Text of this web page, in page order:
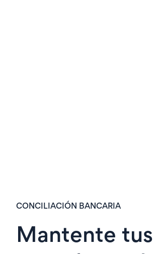
CONCILIACIÓN BANCARIA
Mantente